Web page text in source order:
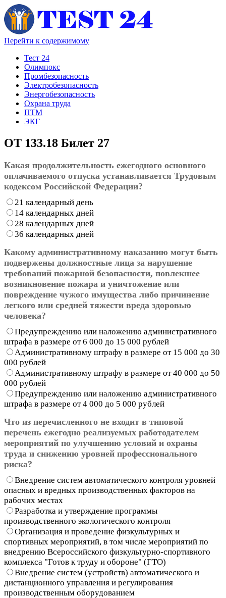
Перейти к содержимому
Тест 24
Олимпокс
Промбезопасность
Электробезопасность
Энергобезопасность
Охрана труда
ПТМ
ЭКГ
ОТ 133.18 Билет 27
Какая продолжительность ежегодного основного
оплачиваемого отпуска устанавливается Трудовым
кодексом Российской Федерации?
21 календарный день
14 календарных дней
28 календарных дней
36 календарных дней
Какому административному наказанию могут быть
подвержены должностные лица за нарушение
требований пожарной безопасности, повлекшее
возникновение пожара и уничтожение или
повреждение чужого имущества либо причинение
легкого или средней тяжести вреда здоровью
человека?
Предупреждению или наложению административного
штрафа в размере от 6 000 до 15 000 рублей
Административному штрафу в размере от 15 000 до 30
000 рублей
Административному штрафу в размере от 40 000 до 50
000 рублей
Предупреждению или наложению административного
штрафа в размере от 4 000 до 5 000 рублей
Что из перечисленного не входит в типовой
перечень ежегодно реализуемых работодателем
мероприятий по улучшению условий и охраны
труда и снижению уровней профессионального
риска?
Внедрение систем автоматического контроля уровней
опасных и вредных производственных факторов на
рабочих местах
Разработка и утверждение программы
производственного экологического контроля
Организация и проведение физкультурных и
спортивных мероприятий, в том числе мероприятий по
внедрению Всероссийского физкультурно-спортивного
комплекса "Готов к труду и обороне" (ГТО)
Внедрение систем (устройств) автоматического и
дистанционного управления и регулирования
производственным оборудованием